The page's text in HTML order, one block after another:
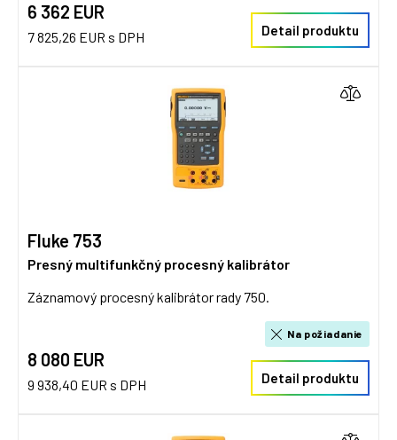
6 362 EUR
7 825,26 EUR s DPH Detail produktu
Fluke 753
Presný multifunkčný procesný kalibrátor
Záznamový procesný kalibrátor rady 750.
8 080 EUR
9 938,40 EUR s DPH
Na požiadanie
Detail produktu